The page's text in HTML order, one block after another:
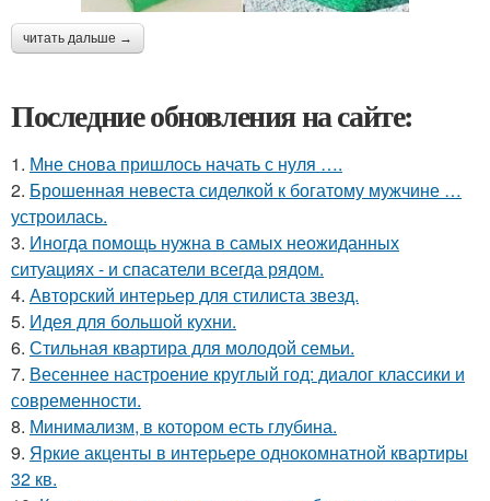
читать дальше →
Последние обновления на сайте:
1. Мне снова пришлось начать с нуля ….
2. Брошенная невеста сиделкой к богатому мужчине …
устроилась.
3. Иногда помощь нужна в самых неожиданных
ситуациях - и спасатели всегда рядом.
4. Авторский интерьер для стилиста звезд.
5. Идея для большой кухни.
6. Стильная квартира для молодой семьи.
7. Весеннее настроение круглый год: диалог классики и
современности.
8. Минимализм, в котором есть глубина.
9. Яркие акценты в интерьере однокомнатной квартиры
32 кв.